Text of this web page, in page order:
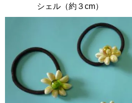
シェル（約３cm）